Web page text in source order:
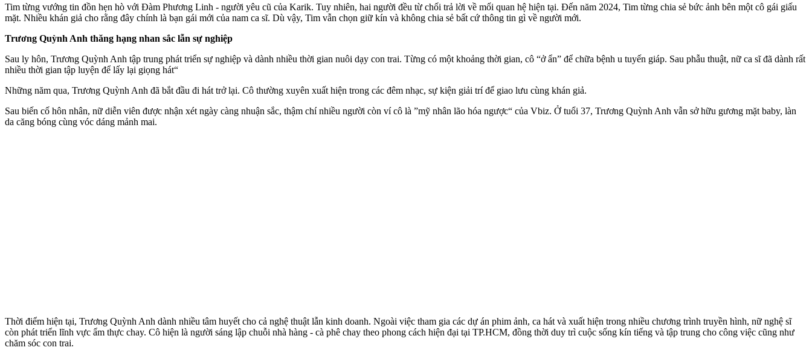
Tim từng vướng tin đồn hẹn hò với Đàm Phương Linh - người yêu cũ của Karik. Tuy nhiên, hai người đều từ chối trả lời về mối quan hệ hiện tại. Đến năm 2024, Tim từng chia sẻ bức ảnh bên một cô gái giấu
mặt. Nhiều khán giả cho rằng đây chính là bạn gái mới của nam ca sĩ. Dù vậy, Tim vẫn chọn giữ kín và không chia sẻ bất cứ thông tin gì về người mới.
Trương Quỳnh Anh thăng hạng nhan sắc lẫn sự nghiệp
Sau ly hôn, Trương Quỳnh Anh tập trung phát triển sự nghiệp và dành nhiều thời gian nuôi dạy con trai. Từng có một khoảng thời gian, cô “ở ẩn” để chữa bệnh u tuyến giáp. Sau phẫu thuật, nữ ca sĩ đã dành rất
nhiều thời gian tập luyện để lấy lại giọng hát“
Những năm qua, Trương Quỳnh Anh đã bắt đầu đi hát trở lại. Cô thường xuyên xuất hiện trong các đêm nhạc, sự kiện giải trí để giao lưu cùng khán giả.
Sau biến cố hôn nhân, nữ diễn viên được nhận xét ngày càng nhuận sắc, thậm chí nhiều người còn ví cô là ”mỹ nhân lão hóa ngược“ của Vbiz. Ở tuổi 37, Trương Quỳnh Anh vẫn sở hữu gương mặt baby, làn
da căng bóng cùng vóc dáng mảnh mai.
Thời điểm hiện tại, Trương Quỳnh Anh dành nhiều tâm huyết cho cả nghệ thuật lẫn kinh doanh. Ngoài việc tham gia các dự án phim ảnh, ca hát và xuất hiện trong nhiều chương trình truyền hình, nữ nghệ sĩ
còn phát triển lĩnh vực ẩm thực chay. Cô hiện là người sáng lập chuỗi nhà hàng - cà phê chay theo phong cách hiện đại tại TP.HCM, đồng thời duy trì cuộc sống kín tiếng và tập trung cho công việc cũng như
chăm sóc con trai.